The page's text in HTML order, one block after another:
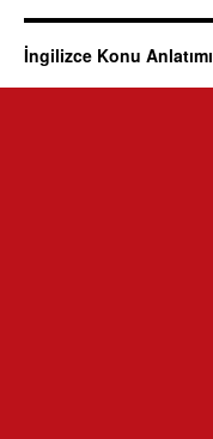
İngilizce Konu Anlatımı